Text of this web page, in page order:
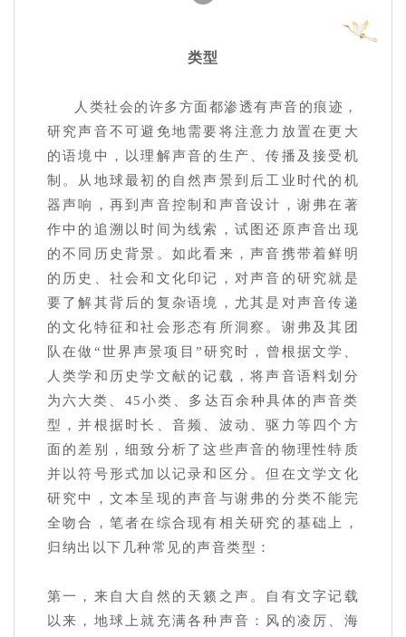
类型
人类社会的许多方面都渗透有声音的痕迹，
研究声音不可避免地需要将注意力放置在更大
的语境中，以理解声音的生产、传播及接受机
制。从地球最初的自然声景到后工业时代的机
器声响，再到声音控制和声音设计，谢弗在著
作中的追溯以时间为线索，试图还原声音出现
的不同历史背景。如此看来，声音携带着鲜明
的历史、社会和文化印记，对声音的研究就是
要了解其背后的复杂语境，尤其是对声音传递
的文化特征和社会形态有所洞察。谢弗及其团
队在做“世界声景项目”研究时，曾根据文学、
人类学和历史学文献的记载，将声音语料划分
为六大类、45小类、多达百余种具体的声音类
型，并根据时长、音频、波动、驱力等四个方
面的差别，细致分析了这些声音的物理性特质
并以符号形式加以记录和区分。但在文学文化
研究中，文本呈现的声音与谢弗的分类不能完
全吻合，笔者在综合现有相关研究的基础上，
归纳出以下几种常见的声音类型：
第一，来自大自然的天籁之声。自有文字记载
以来，地球上就充满各种声音：风的凌厉、海